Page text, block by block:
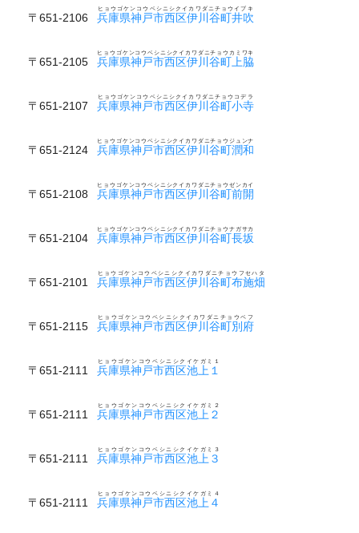
〒651-2106 兵庫県神戸市西区伊川谷町井吹
ヒョウゴケンコウベシニシクイカワダニチョウイブキ
〒651-2105 兵庫県神戸市西区伊川谷町上脇
ヒョウゴケンコウベシニシクイカワダニチョウカミワキ
〒651-2107 兵庫県神戸市西区伊川谷町小寺
ヒョウゴケンコウベシニシクイカワダニチョウコデラ
〒651-2124 兵庫県神戸市西区伊川谷町潤和
ヒョウゴケンコウベシニシクイカワダニチョウジュンナ
〒651-2108 兵庫県神戸市西区伊川谷町前開
ヒョウゴケンコウベシニシクイカワダニチョウゼンカイ
〒651-2104 兵庫県神戸市西区伊川谷町長坂
ヒョウゴケンコウベシニシクイカワダニチョウナガサカ
〒651-2101 兵庫県神戸市西区伊川谷町布施畑
ヒョウゴケンコウベシニシクイカワダニチョウフセハタ
〒651-2115 兵庫県神戸市西区伊川谷町別府
ヒョウゴケンコウベシニシクイカワダニチョウベフ
〒651-2111 兵庫県神戸市西区池上１
ヒョウゴケンコウベシニシクイケガミ１
〒651-2111 兵庫県神戸市西区池上２
ヒョウゴケンコウベシニシクイケガミ２
〒651-2111 兵庫県神戸市西区池上３
ヒョウゴケンコウベシニシクイケガミ３
〒651-2111 兵庫県神戸市西区池上４
ヒョウゴケンコウベシニシクイケガミ４